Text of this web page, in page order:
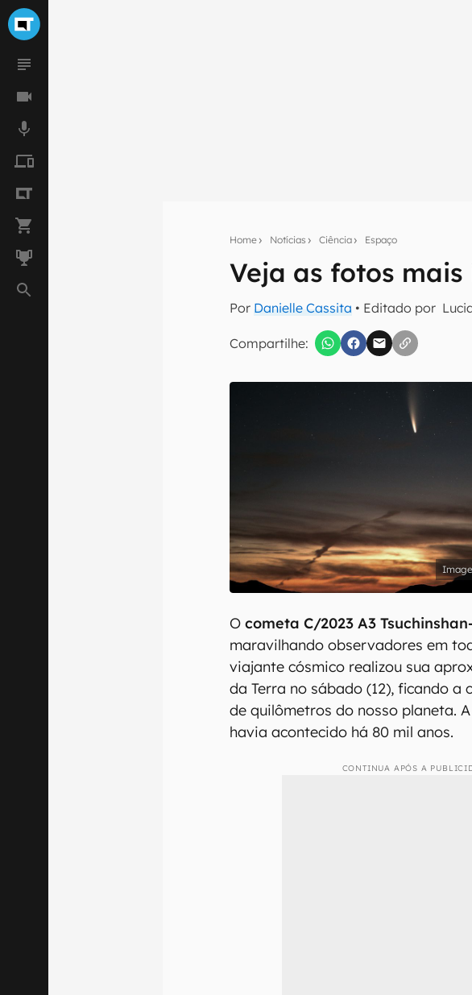
Home Notícias Ciência Espaço
Veja as fotos
Por Danielle Cassita • Editado por
Compartilhe:
Seu resumo inteligente
mão.
E-mail
Ocometa C/2023 A3
maravilhando observadores em
viajante cósmico realizou sua
da Terra no sábado (12), ficando a
de quilômetros do nosso planeta.
havia acontecido há 80 mil anos.
CONTINUA APÓS A